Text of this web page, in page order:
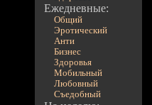
Ежедневные:
Общий
Эротический
Анти
Бизнес
Здоровья
Мобильный
Любовный
Съедобный